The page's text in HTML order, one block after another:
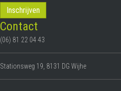
Contact
(06) 81 22 04 43
Stationsweg 19, 8131 DG Wijhe